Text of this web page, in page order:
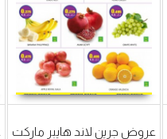
عروض جرين لاند هايبر ماركت